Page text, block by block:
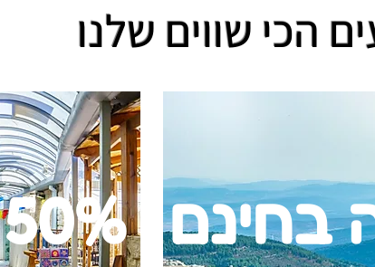
הכי שווים שלנו
50% הנחה בחינם